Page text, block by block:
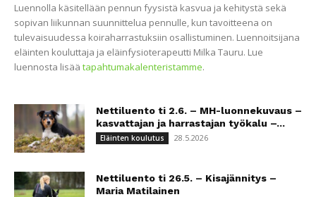
Luennolla käsitellään pennun fyysistä kasvua ja kehitystä sekä
sopivan liikunnan suunnittelua pennulle, kun tavoitteena on
tulevaisuudessa koiraharrastuksiin osallistuminen. Luennoitsijana
eläinten kouluttaja ja eläinfysioterapeutti Milka Tauru. Lue
luennosta lisää tapahtumakalenteristamme.
Nettiluento ti 2.6. – MH-luonnekuvaus –
kasvattajan ja harrastajan työkalu –...
Eläinten koulutus 28.5.2026
Nettiluento ti 26.5. – Kisajännitys –
Maria Matilainen